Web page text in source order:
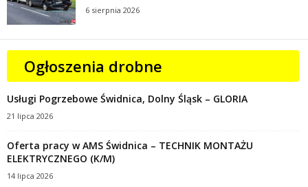
6 sierpnia 2026
Ogłoszenia drobne
Usługi Pogrzebowe Świdnica, Dolny Śląsk – GLORIA
21 lipca 2026
Oferta pracy w AMS Świdnica – TECHNIK MONTAŻU
ELEKTRYCZNEGO (K/M)
14 lipca 2026